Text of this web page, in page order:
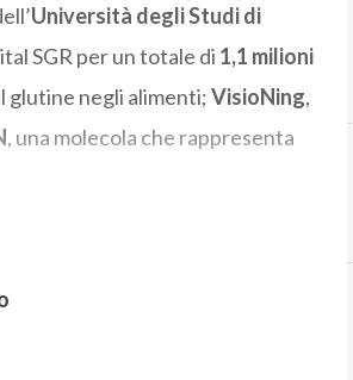
Università degli Studi di
SGR per un totale di 1,1 milioni
glutine negli alimenti;VisioNing,
, una molecola che rappresenta